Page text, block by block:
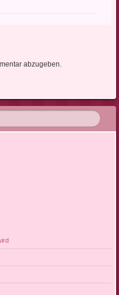
abzugeben.